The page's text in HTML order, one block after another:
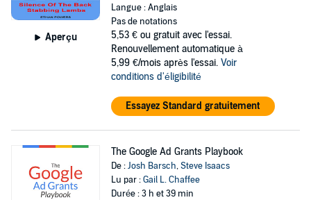
Aperçu
Langue : Anglais
Pas de notations
5,53 € ou gratuit avec l'essai.
Renouvellement automatique à
5,99 €/mois après l'essai. Voir
conditions d'éligibilité
Essayez Standard gratuitement
The Google Ad Grants Playbook
De :Josh Barsch,Steve Isaacs
Lu par :Gail L. Chaffee
Durée : 3 h et 39 min